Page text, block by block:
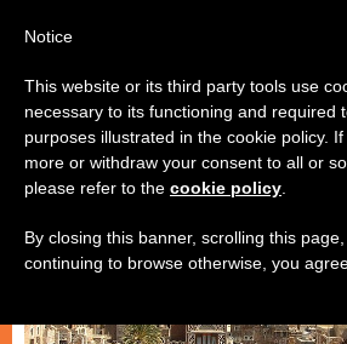
CHIESE LOCALI
Notice
This website or its third party tools use
necessary to its functioning and required
purposes illustrated in the cookie policy.
more or withdraw your consent to all or
please refer to the cookie policy
By closing this banner, scrolling this
continuing to browse otherwise, you